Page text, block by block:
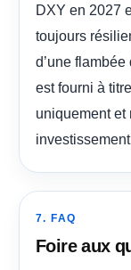
DXY en 2027
toujours
d’une flambée
est fourni à
uniquement et
7. FAQ
Foire aux